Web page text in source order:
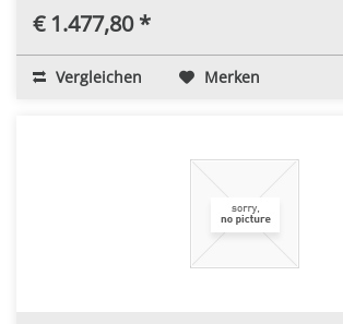
€ 1.477,80 *
Vergleichen Merken